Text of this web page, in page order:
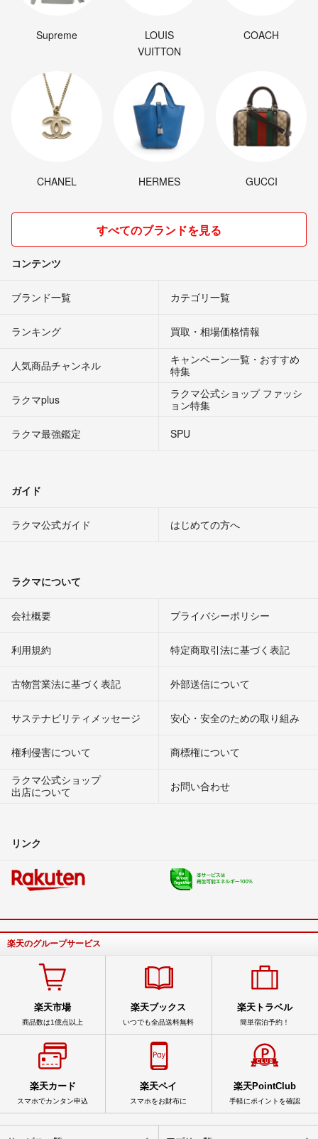
Supreme
LOUIS
VUITTON
COACH
CHANEL HERMES GUCCI
すべてのブランドを見る
コンテンツ
ブランド一覧 カテゴリ一覧
ランキング 買取・相場価格情報
人気商品チャンネル
キャンペーン一覧・おすすめ
特集
ラクマplus
ラクマ公式ショップ ファッシ
ョン特集
ラクマ最強鑑定
SPU
ガイド
ラクマ公式ガイド はじめての方へ
ラクマについて
会社概要 プライバシーポリシー
利用規約 特定商取引法に基づく表記
古物営業法に基づく表記 外部送信について
サステナビリティメッセージ 安心・安全のための取り組み
権利侵害について
商標権について
ラクマ公式ショップ
出店について
お問い合わせ
リンク
楽天のグループサービス
楽天市場
商品数は1億点以上
楽天ブックス
いつでも全品送料無料
楽天トラベル
簡単宿泊予約！
楽天カード
スマホでカンタン申込
楽天ペイ
スマホをお財布に
楽天PointClub
手軽にポイントを確認